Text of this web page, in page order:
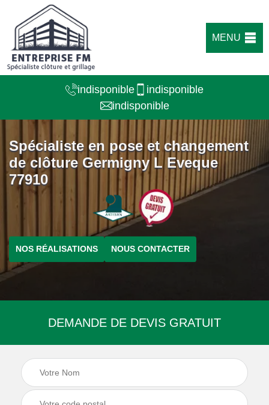
MENU
indisponible
indisponible
indisponible
Spécialiste en pose et changement
de clôture Germigny L Eveque
77910
NOS RÉALISATIONS NOUS CONTACTER
DEMANDE DE DEVIS GRATUIT